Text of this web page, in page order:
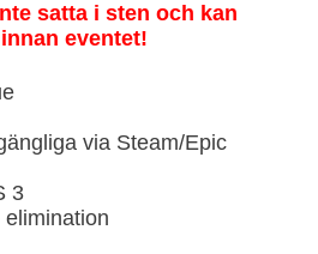
satta i sten och kan
eventet!
via Steam/Epic
3
elimination